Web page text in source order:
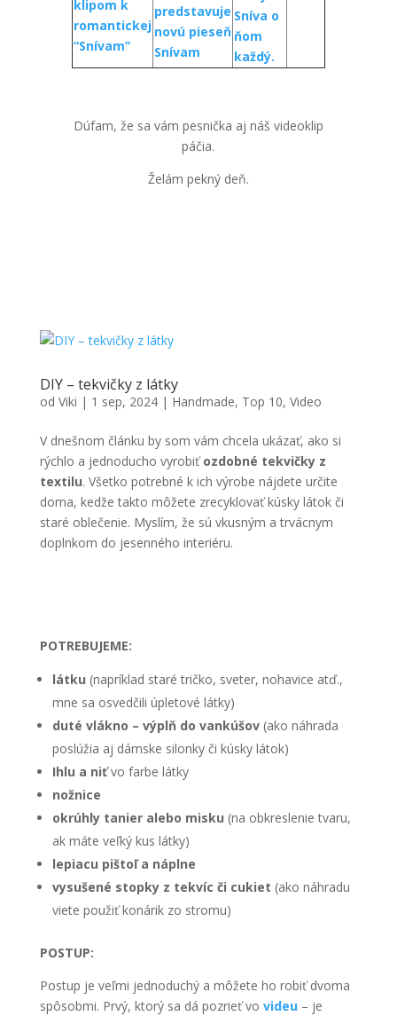
klipom k
romantickej
“Snívam”
predstavuje
novú pieseň
Snívam
Sníva o
ňom
každý.
Dúfam, že sa vám pesnička aj náš videoklip
páčia.
Želám pekný deň.
DIY – tekvičky z látky
od Viki | 1 sep, 2024| Handmade, Top 10, Video
V dnešnom článku by som vám chcela ukázať, ako si
rýchlo a jednoducho vyrobiťozdobné tekvičky z
textilu. Všetko potrebné k ich výrobe nájdete určite
doma, kedže takto môžete zrecyklovať kúsky látok či
staré oblečenie. Myslím, že sú vkusným a trvácnym
doplnkom do jesenného interiéru.
POTREBUJEME:
látku (napríklad staré tričko, sveter, nohavice atď.,
mne sa osvedčili úpletové látky)
duté vlákno – výplň do vankúšov(ako náhrada
poslúžia aj dámske silonky či kúsky látok)
Ihlu a niťvo farbe látky
nožnice
okrúhly tanier alebo misku (na obkreslenie tvaru,
ak máte veľký kus látky)
lepiacu pištoľ a náplne
vysušené stopky z tekvíc či cukiet (ako náhradu
viete použiť konárik zo stromu)
POSTUP:
Postup je veľmi jednoduchý a môžete ho robiť dvoma
spôsobmi. Prvý, ktorý sa dá pozrieť vo videu– je